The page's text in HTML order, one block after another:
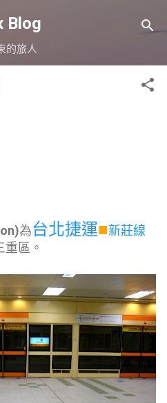
主要內容
Blog
的旅人
為台北捷運■新莊線
重區。